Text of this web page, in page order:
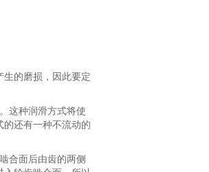
生的磨损，因此要定
这种润滑方式将使
的还有一种不流动的
合面后由齿的两侧